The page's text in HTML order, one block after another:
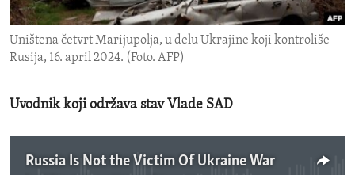
ENVIRONMENT AND HEALTH
IDEALS AND INSTITUTIONS
Uništena četvrt Marijupolja, u delu Ukrajine koji kontroliše
Rusija, 16. april 2024. (Foto. AFP)
Uvodnik koji održava stav Vlade SAD
Russia Is Not the Victim Of Ukraine War